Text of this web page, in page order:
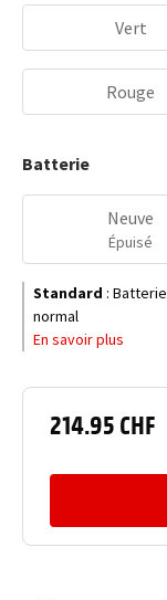
214.95 CHF
Vert
Rouge
Batterie
Neuve
Épuisé
Standard :
normal
En savoir plus